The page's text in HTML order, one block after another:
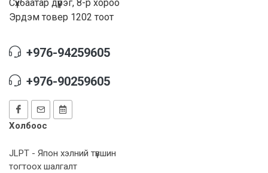
Сүхбаатар дүүрэг, 8-р хороо
Эрдэм товер 1202 тоот
+976-94259605
+976-90259605
Холбоос
JLPT - Япон хэлний түвшин
тогтоох шалгалт